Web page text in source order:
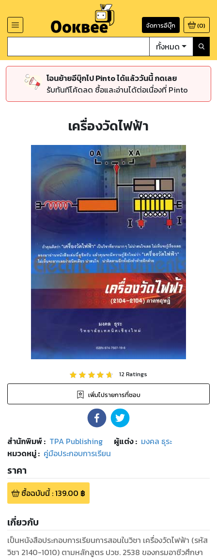
จัดการอีบุ๊ก (0)
ทั้งหมด
โอนย้ายอีบุ๊กไป Pinto ได้แล้ววันนี้ กดเลย
รับทันทีโค้ดลด ซื้อและอ่านได้ต่อเนื่องที่ Pinto
เครื่องวัดไฟฟ้า
12Ratings
เพิ่มไปรายการที่ชอบ
สำนักพิมพ์: TPA Publishing ผู้แต่ง : มงคล ธุระ
หมวดหมู่: คู่มือประกอบการเรียน
ราคา
ซื้อฉบับนี้:139.00 ฿
เกี่ยวกับ
เป็นหนังสือประกอบการเรียนการสอนในวิชา เครื่องวัดไฟฟ้า (รหัส
วิชา 2140-1010) ตามหลักสูตร ปวช. 2538 ของกรมอาชีวศึกษา